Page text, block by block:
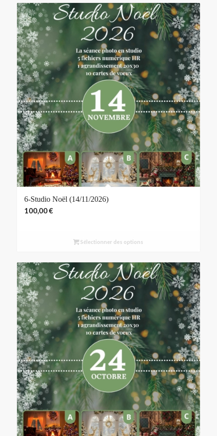
6-Studio Noël (14/11/2026)
100,00€
Sélectionner des options